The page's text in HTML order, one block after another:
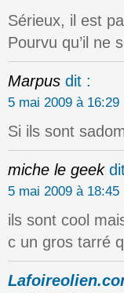
Sérieux, il est
Pourvu qu’il ne
Marpus dit :
5 mai 2009 à 16:29
Si ils sont
miche le geek
5 mai 2009 à 18:45
ils sont cool
c un gros tarré